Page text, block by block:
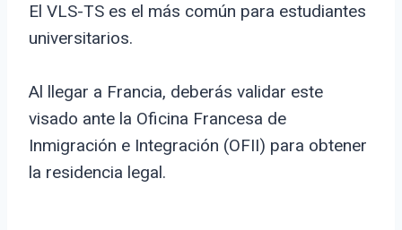
El VLS-TS es el más común para estudiantes
universitarios.
Al llegar a Francia, deberás validar este
visado ante la Oficina Francesa de
Inmigración e Integración (OFII) para obtener
la residencia legal.